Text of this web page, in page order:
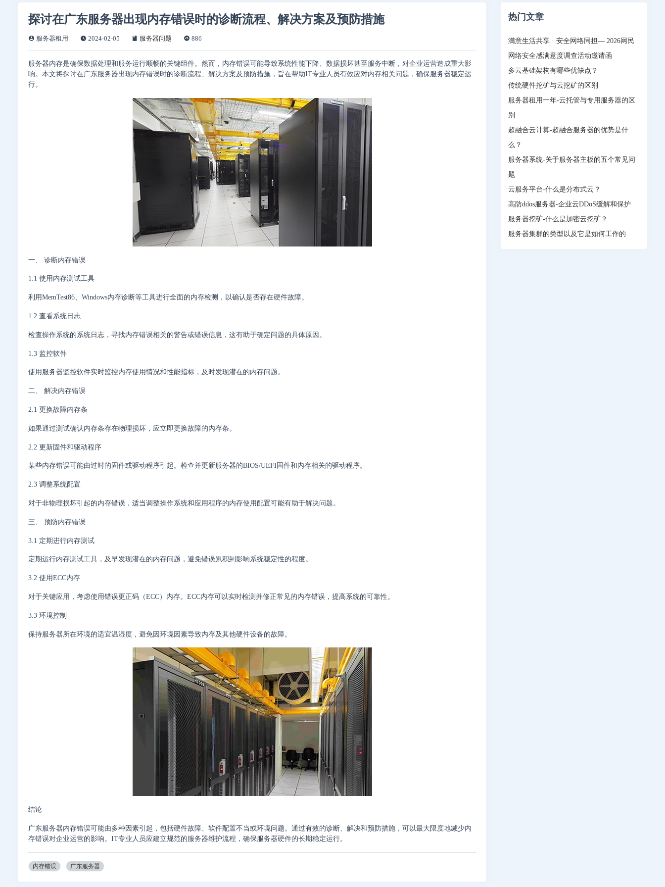
探讨在广东服务器出现内存错误时的诊断流程、解决方案及预防措施
服务器租用 2024-02-05 服务器问题 886
服务器内存是确保数据处理和服务运行顺畅的关键组件。然而，内存错误可能导致系统性能下降、数据损坏甚至服务中断，对企业运营造成重大影
响。本文将探讨在广东服务器出现内存错误时的诊断流程、解决方案及预防措施，旨在帮助IT专业人员有效应对内存相关问题，确保服务器稳定运
行。
一、 诊断内存错误
1.1 使用内存测试工具
利用MemTest86、Windows内存诊断等工具进行全面的内存检测，以确认是否存在硬件故障。
1.2 查看系统日志
检查操作系统的系统日志，寻找内存错误相关的警告或错误信息，这有助于确定问题的具体原因。
1.3 监控软件
使用服务器监控软件实时监控内存使用情况和性能指标，及时发现潜在的内存问题。
二、 解决内存错误
2.1 更换故障内存条
如果通过测试确认内存条存在物理损坏，应立即更换故障的内存条。
2.2 更新固件和驱动程序
某些内存错误可能由过时的固件或驱动程序引起。检查并更新服务器的BIOS/UEFI固件和内存相关的驱动程序。
2.3 调整系统配置
对于非物理损坏引起的内存错误，适当调整操作系统和应用程序的内存使用配置可能有助于解决问题。
三、 预防内存错误
3.1 定期进行内存测试
定期运行内存测试工具，及早发现潜在的内存问题，避免错误累积到影响系统稳定性的程度。
3.2 使用ECC内存
对于关键应用，考虑使用错误更正码（ECC）内存。ECC内存可以实时检测并修正常见的内存错误，提高系统的可靠性。
3.3 环境控制
保持服务器所在环境的适宜温湿度，避免因环境因素导致内存及其他硬件设备的故障。
结论
广东服务器内存错误可能由多种因素引起，包括硬件故障、软件配置不当或环境问题。通过有效的诊断、解决和预防措施，可以最大限度地减少内
存错误对企业运营的影响。IT专业人员应建立规范的服务器维护流程，确保服务器硬件的长期稳定运行。
内存错误 广东服务器
热门文章
满意生活共享 · 安全网络同担— 2026网民
网络安全感满意度调查活动邀请函
多云基础架构有哪些优缺点？
传统硬件挖矿与云挖矿的区别
服务器租用一年-云托管与专用服务器的区
别
超融合云计算-超融合服务器的优势是什
么？
服务器系统-关于服务器主板的五个常见问
题
云服务平台-什么是分布式云？
高防ddos服务器-企业云DDoS缓解和保护
服务器挖矿-什么是加密云挖矿？
服务器集群的类型以及它是如何工作的